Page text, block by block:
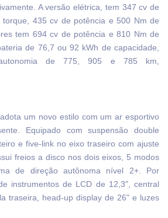
A versão elétrica, tem 347 cv de
435 cv de potência e 500 Nm de
tem 694 cv de potência e 810 Nm de
de 76,7 ou 92 kWh de capacidade,
de 775, 905 e 785 km,
um novo estilo com um ar esportivo
Equipado com suspensão double
e five-link no eixo traseiro com ajuste
freios a disco nos dois eixos, 5 modos
de direção autônoma nível 2+. Por
instrumentos de LCD de 12,3", central
traseira, head-up display de 26" e luzes